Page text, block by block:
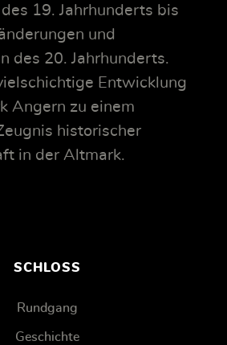
19. Jahrhunderts bis
und
des 20. Jahrhunderts.
Entwicklung
Angern zu einem
historischer
in der Altmark.
SCHLOSS
Rundgang
Geschichte